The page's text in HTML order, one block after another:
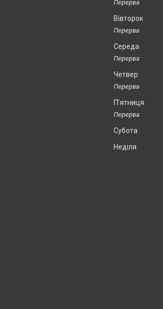
Вівторок
Середа
Четвер
Пʼятниця
Субота
Неділя